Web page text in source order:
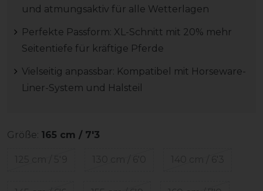
und atmungsaktiv für alle Wetterlagen
Perfekte Passform: XL-Schnitt mit 20% mehr
Seitentiefe für kräftige Pferde
Vielseitig anpassbar: Kompatibel mit Horseware-
Liner-System und Halsteil
Größe: 165 cm / 7'3